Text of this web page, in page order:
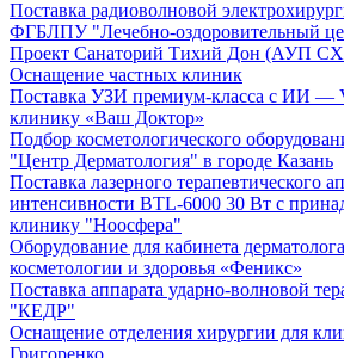
Поставка радиоволновой
ФГБЛПУ "Лечебно-оздоровительный
Проект Санаторий Тихий Дон (АУП
Оснащение частных клиник
Поставка УЗИ премиум-класса с ИИ —
клинику «Ваш Доктор»
Подбор косметологического
"Центр Дерматология" в городе Казань
Поставка лазерного терапевтического
интенсивности BTL-6000 30 Вт с
клинику "Ноосфера"
Оборудование для кабинета
косметологии и здоровья «Феникс»
Поставка аппарата ударно-волновой
"КЕДР"
Оснащение отделения хирургии для
Григоренко